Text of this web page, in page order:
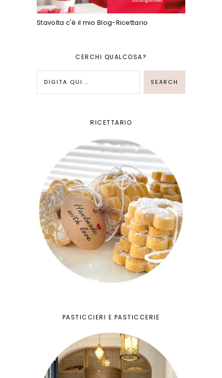
Stavolta c'è il mio Blog-Ricettario
CERCHI QUALCOSA?
RICETTARIO
PASTICCIERI E PASTICCERIE